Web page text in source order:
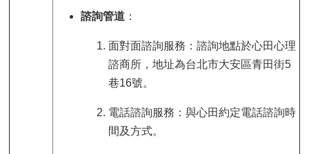
諮詢管道 ：
面對面諮詢服務：諮詢地點於心田心理
諮商所，地址為台北市大安區青田街5
巷16號。
電話諮詢服務：與心田約定電話諮詢時
間及方式。